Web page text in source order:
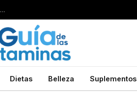
Por esta razón encarcelan a un cirujano después de amputarse ambas piernas
Dietas Belleza Suplementos